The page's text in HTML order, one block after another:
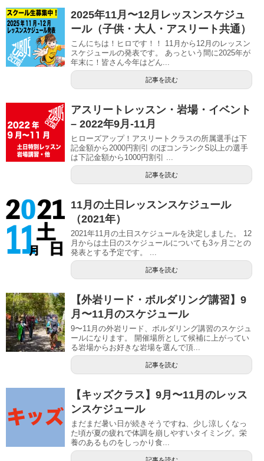
2025年11月〜12月レッスンスケジュ
ール（子供・大人・アスリート共通）
こんにちは！ヒロです！！ 11月から12月のレッスン
スケジュールの発表です。 あっという間に2025年が
年末に！皆さん今年はどん...
記事を読む
アスリートレッスン・岩場・イベント
– 2022年9月-11月
ヒローズアップ！アスリートクラスの所属選手は下
記金額から2000円割引 のぼコンランクS以上の選手
は下記金額から1000円割引 ...
記事を読む
11月の土日レッスンスケジュール
（2021年）
2021年11月の土日スケジュールを決定しました。 12
月からは土日のスケジュールについても3ヶ月ごとの
発表とする予定です。 ...
記事を読む
【外岩リード・ボルダリング講習】9
月〜11月のスケジュール
9〜11月の外岩リード、ボルダリング講習のスケジュ
ールになります。 開催場所として候補に上がってい
る岩場からお好きな岩場を選んで頂...
記事を読む
【キッズクラス】9月〜11月のレッス
ンスケジュール
まだまだ暑い日が続きそうですね、少し涼しくなっ
た頃が夏の疲れで体調を崩しやすいタイミング。栄
養のあるものをしっかり食...